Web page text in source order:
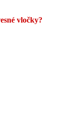
vločky?